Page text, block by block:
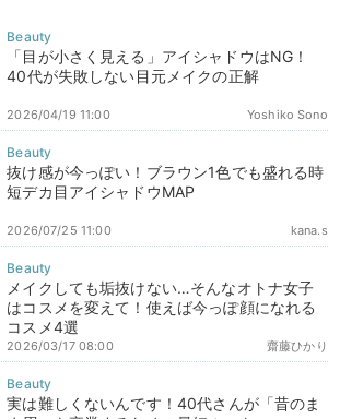
「目が小さく見える」アイシャドウはNG！
40代が失敗しない目元メイクの正解
Yoshiko Sono
2026/04/19 11:00
抜け感が今っぽい！ブラウン1色でも盛れる時
短デカ目アイシャドウMAP
kana.s
2026/07/25 11:00
メイクしても垢抜けない…そんなオトナ女子
はコスメを変えて！使えば今っぽ顔になれる
コスメ4選
齋藤ひかり
2026/03/17 08:00
実は難しくないんです！40代さんが「昔のま